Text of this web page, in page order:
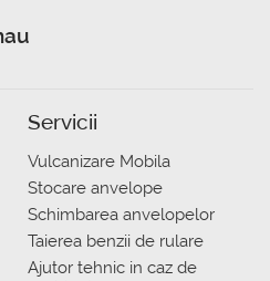
Servicii
Vulcanizare Mobila
Stocare anvelope
Schimbarea anvelopelor
Taierea benzii de rulare
Ajutor tehnic in caz de